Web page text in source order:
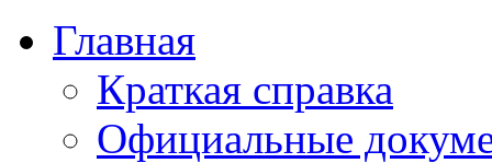
Главная
Краткая справка
Официальные